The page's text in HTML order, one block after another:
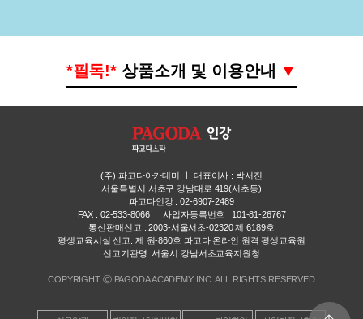
*필독!* 상품소개 및 이용안내 ▼
- 파고다 JPT 450, 600 패키지 상품은 파고다 JPT 점수대 별 독해, 청해 과목을 패
키지로 수강할 수 있는 상품입니다. (각 단독 과목 별 상품도 구매 가능)
강의가 무료 증정됩니다. (단과 강의 구매 시 해당 혜택은 제공되지 않음)
- 파고다 JPT 450, 600 패키지의 수강기간은 총 90일이며, 일시정지와 유료 수강
연장 서비스가 제공됩니다.
- 일시정지와 유료 수강연장의 경우 내 강의실에서 설정 가능합니다.
- 주말 결제 시, 월요일 오후 출고 / 공휴일 결제 시 다음 날 영업일 오후 출고
(주) 파고다아카데미 ㅣ 대표이사 : 박서진
서울특별시 서초구 강남대로 419(서초동)
파고다인강 : 02-6907-2489
FAX : 02-533-8066 ㅣ 사업자등록번호 : 101-81-26767
통신판매신고 : 2003-서울서초-02320 제 6189호
평생교육시설 신고: 제 원-860호 파고다 온라인 원격 평생교육원
신고기관명: 서울시 강남서초교육지원청
COPYRIGHT Ⓒ PAGODA ACADEMY INC. ALL RIGHTS RESERVED
top move